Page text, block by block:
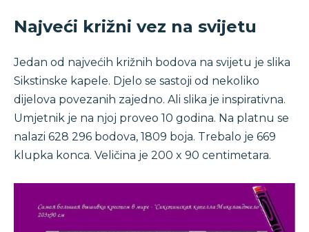
Najveći križni vez na svijetu
Jedan od najvećih križnih bodova na svijetu je slika
Sikstinske kapele. Djelo se sastoji od nekoliko
dijelova povezanih zajedno. Ali slika je inspirativna.
Umjetnik je na njoj proveo 10 godina. Na platnu se
nalazi 628 296 bodova, 1809 boja. Trebalo je 669
klupka konca. Veličina je 200 x 90 centimetara.